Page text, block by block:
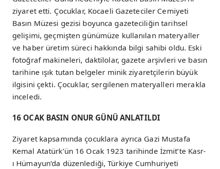
ziyaret etti. Çocuklar, Kocaeli Gazeteciler Cemiyeti
Basın Müzesi gezisi boyunca gazeteciliğin tarihsel
gelişimi, geçmişten günümüze kullanılan materyaller
ve haber üretim süreci hakkında bilgi sahibi oldu. Eski
fotoğraf makineleri, daktilolar, gazete arşivleri ve basın
tarihine ışık tutan belgeler minik ziyaretçilerin büyük
ilgisini çekti. Çocuklar, sergilenen materyalleri merakla
inceledi.
16 OCAK BASIN ONUR GÜNÜ ANLATILDI
Ziyaret kapsamında çocuklara ayrıca Gazi Mustafa
Kemal Atatürk’ün 16 Ocak 1923 tarihinde İzmit’te Kasr-
ı Hümayun’da düzenlediği, Türkiye Cumhuriyeti